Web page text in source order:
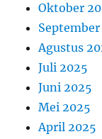
Oktober
Agustus
Juli 2025
Juni 2025
Mei 2025
April 2025